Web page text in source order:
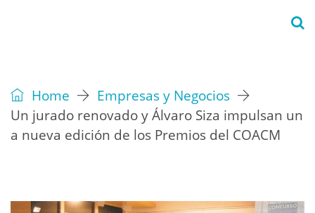
Home
Empresas y Negocios
Un jurado renovado y Álvaro Siza impulsan un
a nueva edición de los Premios del COACM